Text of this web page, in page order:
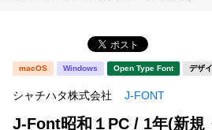
新着一覧
タイプフェイス
明朝体
macOS Windows Open Type Font デザ
シャチハタ株式会社 J-FONT
J-Font昭和１PC / 1年(新規